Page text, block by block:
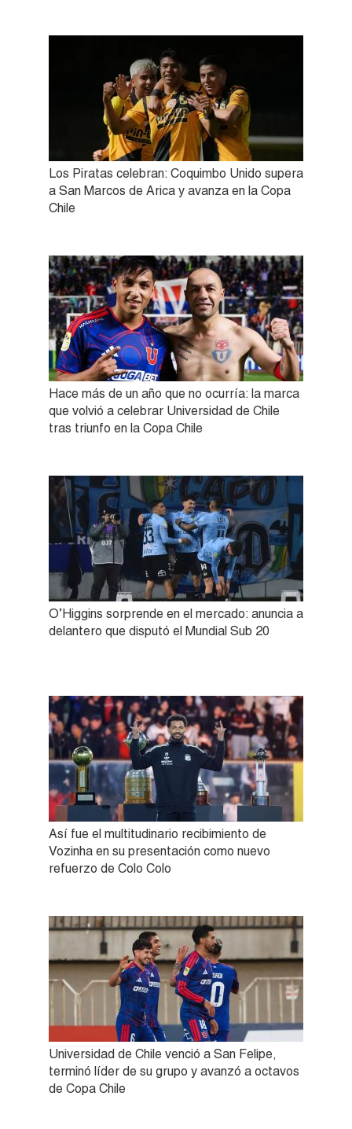
Los Piratas celebran: Coquimbo Unido supera
a San Marcos de Arica y avanza en la Copa
Chile
Hace más de un año que no ocurría: la marca
que volvió a celebrar Universidad de Chile
tras triunfo en la Copa Chile
O’Higgins sorprende en el mercado: anuncia a
delantero que disputó el Mundial Sub 20
Así fue el multitudinario recibimiento de
Vozinha en su presentación como nuevo
refuerzo de Colo Colo
Universidad de Chile venció a San Felipe,
terminó líder de su grupo y avanzó a octavos
de Copa Chile